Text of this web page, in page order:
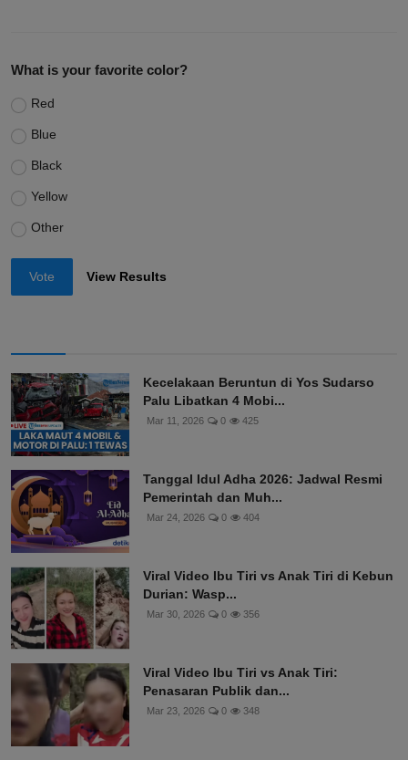
What is your favorite color?
Red
Blue
Black
Yellow
Other
Vote View Results
Kecelakaan Beruntun di Yos Sudarso
Palu Libatkan 4 Mobi...
Mar 11, 2026 0 425
Tanggal Idul Adha 2026: Jadwal Resmi
Pemerintah dan Muh...
Mar 24, 2026 0 404
Viral Video Ibu Tiri vs Anak Tiri di Kebun
Durian: Wasp...
Mar 30, 2026 0 356
Viral Video Ibu Tiri vs Anak Tiri:
Penasaran Publik dan...
Mar 23, 2026 0 348